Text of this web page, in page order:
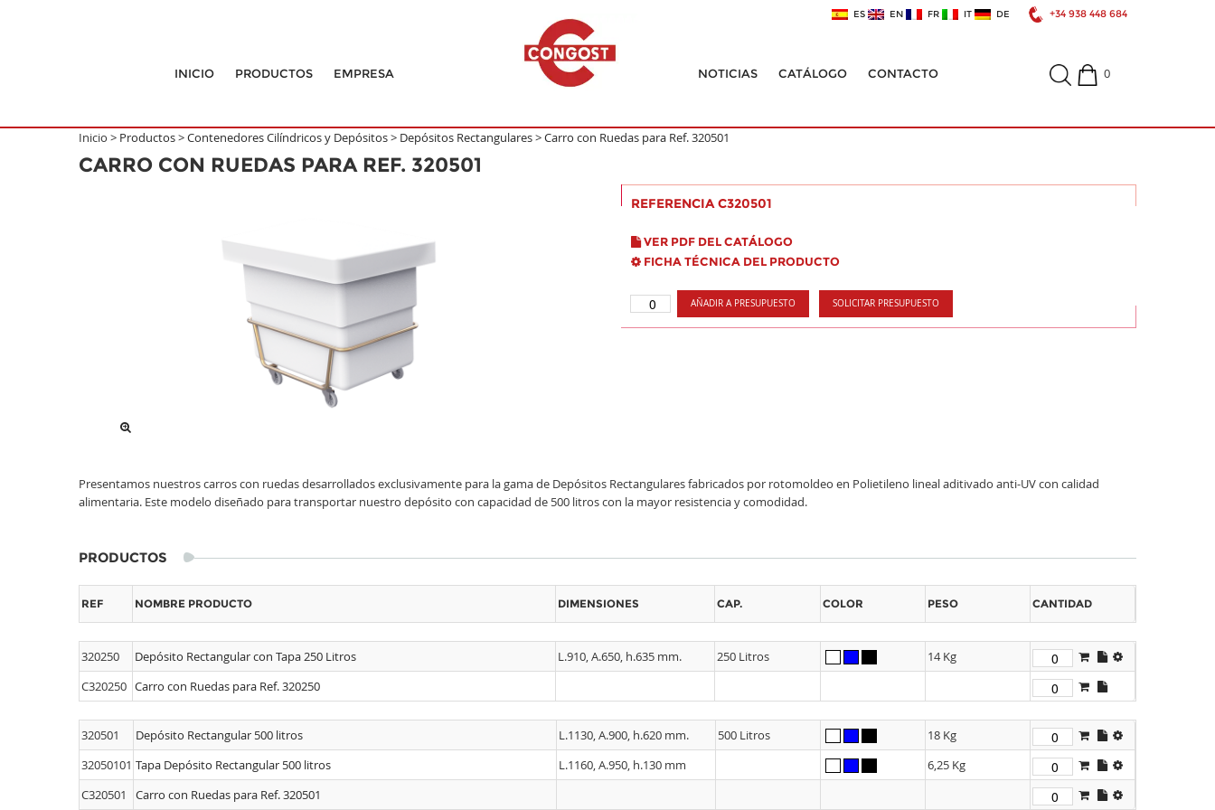
ES EN FR IT DE +34 938 448 684
INICIO PRODUCTOS EMPRESA NOTICIAS CATÁLOGO CONTACTO 0
Inicio > Productos>Contenedores Cilíndricos y Depósitos> Depósitos Rectangulares>Carro con Ruedas para Ref. 320501
CARRO CON RUEDAS PARA REF. 320501
REFERENCIA C320501
VER PDF DEL CATÁLOGO
FICHA TÉCNICA DEL PRODUCTO
AÑADIR A PRESUPUESTO SOLICITAR PRESUPUESTO
Presentamos nuestros carros con ruedas desarrollados exclusivamente para la gama de Depósitos Rectangulares fabricados por rotomoldeo en Polietileno lineal aditivado anti-UV con calidad
alimentaria. Este modelo diseñado para transportar nuestro depósito con capacidad de 500 litros con la mayor resistencia y comodidad.
PRODUCTOS
REF NOMBRE PRODUCTO DIMENSIONES CAP. COLOR PESO CANTIDAD
320250 Depósito Rectangular con Tapa 250 Litros L.910, A.650, h.635 mm. 250 Litros
14 Kg
C320250 Carro con Ruedas para Ref. 320250
320501 Depósito Rectangular 500 litros L.1130, A.900, h.620 mm. 500 Litros
18 Kg
32050101 Tapa Depósito Rectangular 500 litros L.1160, A.950, h.130 mm
6,25 Kg
C320501
Carro con Ruedas para Ref. 320501